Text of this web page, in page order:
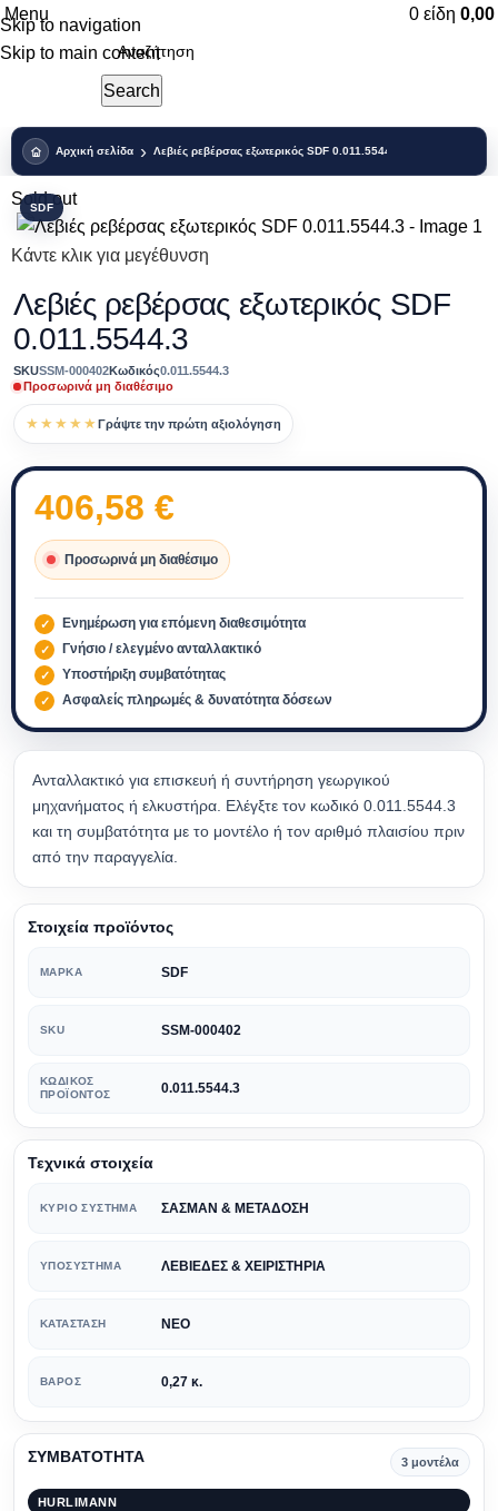
Skip to navigation
Skip to main content
Menu 0 είδη 0,00
Search
Αρχική σελίδα Λεβιές ρεβέρσας εξωτερικός SDF 0.011.5544.3
SDF
Sold out
Κάντε κλικ για μεγέθυνση
Λεβιές ρεβέρσας εξωτερικός SDF
0.011.5544.3
SKUSSM-000402Κωδικός0.011.5544.3
Προσωρινά μη διαθέσιμο
★★★★★Γράψτε την πρώτη αξιολόγηση
Ανταλλακτικό για επισκευή ή συντήρηση γεωργικού
μηχανήματος ή ελκυστήρα. Ελέγξτε τον κωδικό 0.011.5544.3
και τη συμβατότητα με το μοντέλο ή τον αριθμό πλαισίου πριν
από την παραγγελία.
Στοιχεία προϊόντος
ΜΆΡΚΑ SDF
SKU SSM-000402
ΚΩΔΙΚΌΣ
ΠΡΟΪΌΝΤΟΣ
0.011.5544.3
Τεχνικά στοιχεία
ΚΎΡΙΟ ΣΎΣΤΗΜΑ ΣΑΣΜΑΝ & ΜΕΤΑΔΟΣΗ
ΥΠΟΣΎΣΤΗΜΑ ΛΕΒΙΕΔΕΣ & ΧΕΙΡΙΣΤΗΡΙΑ
ΚΑΤΆΣΤΑΣΗ ΝΕΟ
ΒΆΡΟΣ 0,27 κ.
ΣΥΜΒΑΤΟΤΗΤΑ 3 μοντέλα
HURLIMANN
406,58 €
Προσωρινά μη διαθέσιμο
Ενημέρωση για επόμενη διαθεσιμότητα
Γνήσιο / ελεγμένο ανταλλακτικό
Υποστήριξη συμβατότητας
Ασφαλείς πληρωμές & δυνατότητα δόσεων